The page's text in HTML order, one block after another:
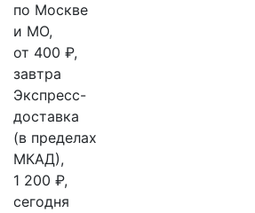
по Москве
и МО,
от 400 ₽,
завтра
Экспресс-
доставка
(в пределах
МКАД),
1 200 ₽,
сегодня